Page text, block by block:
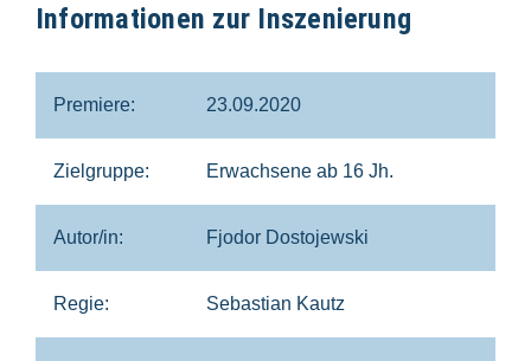
Informationen zur Inszenierung
Premiere: 23.09.2020
Zielgruppe: Erwachsene ab 16 Jh.
Autor/in: Fjodor Dostojewski
Regie: Sebastian Kautz